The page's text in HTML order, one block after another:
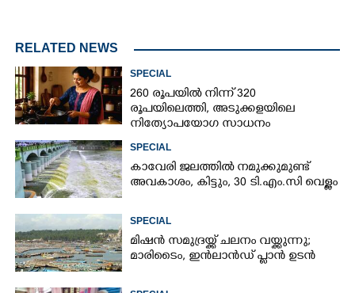
RELATED NEWS
SPECIAL
260 രൂപയിൽ നിന്ന് 320
രൂപയിലെത്തി, അടുക്കളയിലെ
നിത്യോപയോഗ സാധനം
SPECIAL
കാവേരി ജലത്തിൽ നമുക്കുമുണ്ട്
അവകാശം, കിട്ടും, 30 ടി.എം.സി വെള്ളം
SPECIAL
മിഷൻ സമുദ്ര‌യ്ക്ക് ചലനം വയ്ക്കുന്നു;
മാരിടൈം, ഇൻലാൻഡ് പ്ലാൻ ഉടൻ